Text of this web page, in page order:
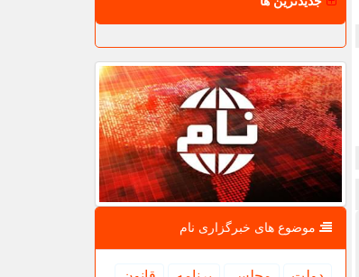
موضوع های خبرگزاری نام